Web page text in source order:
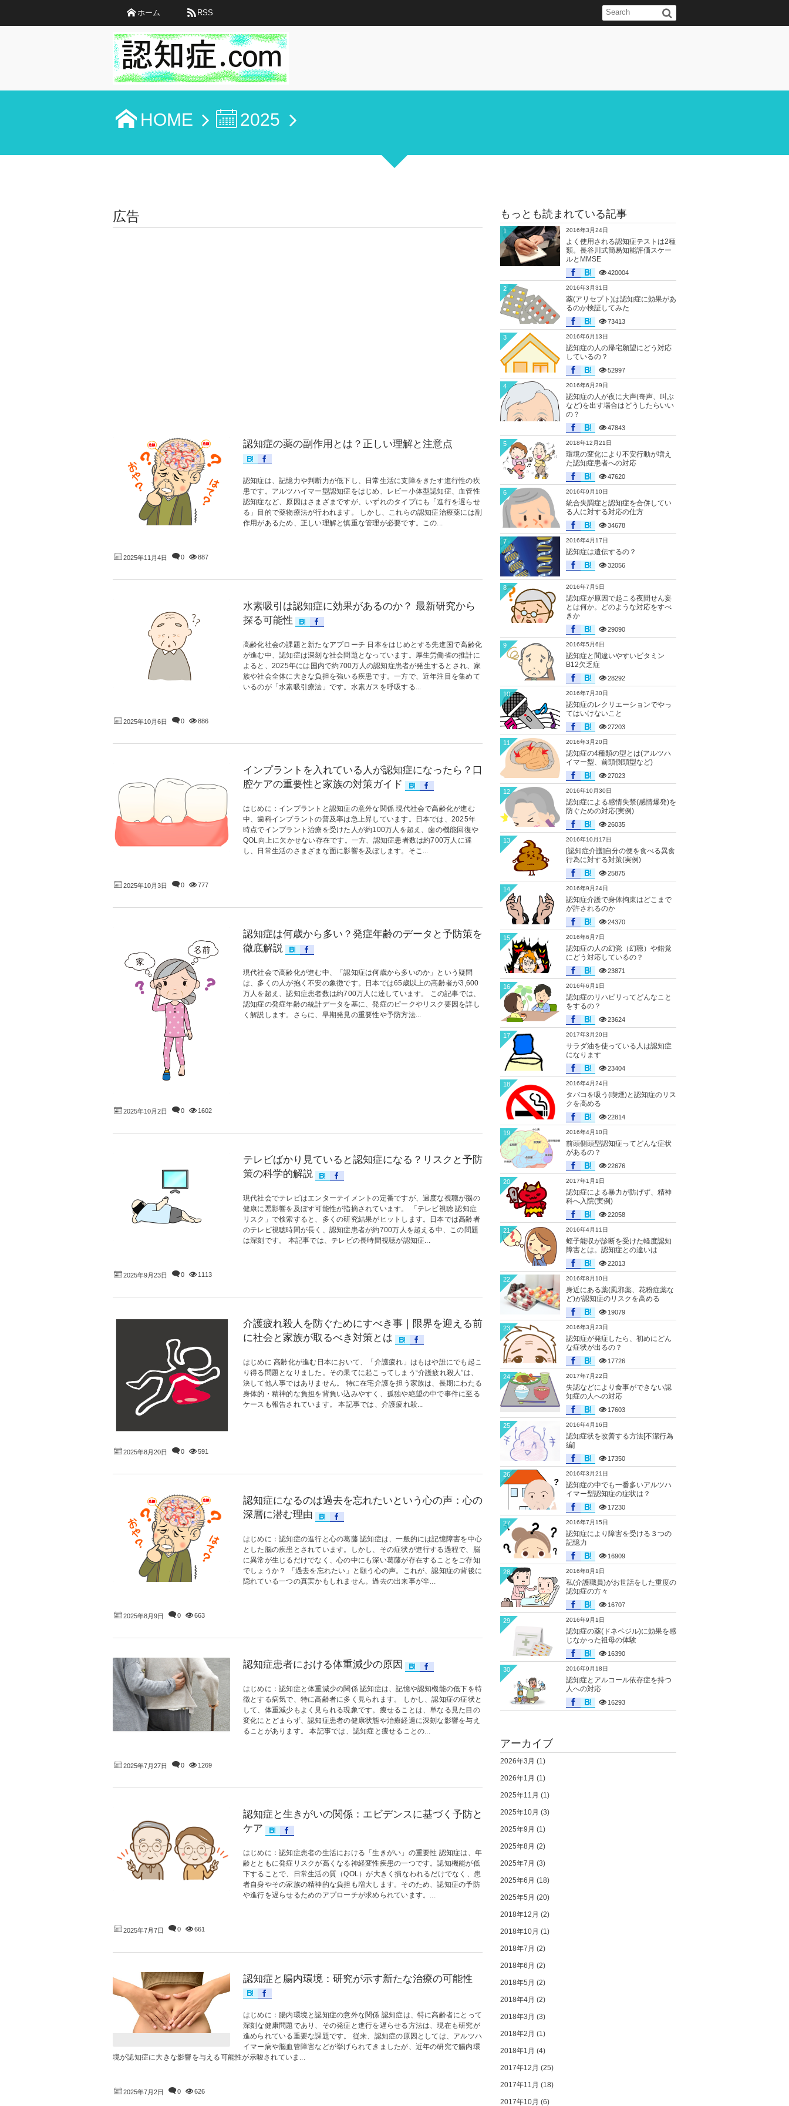
ホーム RSS
HOME 2025
広告
認知症の薬の副作用とは？正しい理解と注意点
認知症は、記憶力や判断力が低下し、日常生活に支障をきたす進行性の疾
患です。アルツハイマー型認知症をはじめ、レビー小体型認知症、血管性
認知症など、原因はさまざまですが、いずれのタイプにも「進行を遅らせ
る」目的で薬物療法が行われます。 しかし、これらの認知症治療薬には副
作用があるため、正しい理解と慎重な管理が必要です。この...
2025年11月4日 0 887
水素吸引は認知症に効果があるのか？ 最新研究から
探る可能性
高齢化社会の課題と新たなアプローチ 日本をはじめとする先進国で高齢化
が進む中、認知症は深刻な社会問題となっています。厚生労働省の推計に
よると、2025年には国内で約700万人の認知症患者が発生するとされ、家
族や社会全体に大きな負担を強いる疾患です。一方で、近年注目を集めて
いるのが「水素吸引療法」です。水素ガスを呼吸する...
2025年10月6日 0 886
インプラントを入れている人が認知症になったら？口
腔ケアの重要性と家族の対策ガイド
はじめに：インプラントと認知症の意外な関係 現代社会で高齢化が進む
中、歯科インプラントの普及率は急上昇しています。日本では、2025年
時点でインプラント治療を受けた人が約100万人を超え、歯の機能回復や
QOL向上に欠かせない存在です。一方、認知症患者数は約700万人に達
し、日常生活のさまざまな面に影響を及ぼします。そこ...
2025年10月3日 0 777
認知症は何歳から多い？発症年齢のデータと予防策を
徹底解説
現代社会で高齢化が進む中、「認知症は何歳から多いのか」という疑問
は、多くの人が抱く不安の象徴です。日本では65歳以上の高齢者が3,600
万人を超え、認知症患者数は約700万人に達しています。 この記事では、
認知症の発症年齢の統計データを基に、発症のピークやリスク要因を詳し
く解説します。さらに、早期発見の重要性や予防方法...
2025年10月2日 0 1602
テレビばかり見ていると認知症になる？リスクと予防
策の科学的解説
現代社会でテレビはエンターテイメントの定番ですが、過度な視聴が脳の
健康に悪影響を及ぼす可能性が指摘されています。 「テレビ視聴 認知症
リスク」で検索すると、多くの研究結果がヒットします。日本では高齢者
のテレビ視聴時間が長く、認知症患者が約700万人を超える中、この問題
は深刻です。 本記事では、テレビの長時間視聴が認知症...
2025年9月23日 0 1113
介護疲れ殺人を防ぐためにすべき事｜限界を迎える前
に社会と家族が取るべき対策とは
はじめに 高齢化が進む日本において、「介護疲れ」はもはや誰にでも起こ
り得る問題となりました。その果てに起こってしまう“介護疲れ殺人”は、
決して他人事ではありません。 特に在宅介護を担う家族は、長期にわたる
身体的・精神的な負担を背負い込みやすく、孤独や絶望の中で事件に至る
ケースも報告されています。 本記事では、介護疲れ殺...
2025年8月20日 0 591
認知症になるのは過去を忘れたいという心の声：心の
深層に潜む理由
はじめに：認知症の進行と心の葛藤 認知症は、一般的には記憶障害を中心
とした脳の疾患とされています。しかし、その症状が進行する過程で、脳
に異常が生じるだけでなく、心の中にも深い葛藤が存在することをご存知
でしょうか？ 「過去を忘れたい」と願う心の声。これが、認知症の背後に
隠れている一つの真実かもしれません。過去の出来事が辛...
2025年8月9日 0 663
認知症患者における体重減少の原因
はじめに：認知症と体重減少の関係 認知症は、記憶や認知機能の低下を特
徴とする病気で、特に高齢者に多く見られます。 しかし、認知症の症状と
して、体重減少もよく見られる現象です。痩せることは、単なる見た目の
変化にとどまらず、認知症患者の健康状態や治療経過に深刻な影響を与え
ることがあります。 本記事では、認知症と痩せることの...
2025年7月27日 0 1269
認知症と生きがいの関係：エビデンスに基づく予防と
ケア
はじめに：認知症患者の生活における「生きがい」の重要性 認知症は、年
齢とともに発症リスクが高くなる神経変性疾患の一つです。認知機能が低
下することで、日常生活の質（QOL）が大きく損なわれるだけでなく、患
者自身やその家族の精神的な負担も増大します。そのため、認知症の予防
や進行を遅らせるためのアプローチが求められています。...
2025年7月7日 0 661
認知症と腸内環境：研究が示す新たな治療の可能性
はじめに：腸内環境と認知症の意外な関係 認知症は、特に高齢者にとって
深刻な健康問題であり、その発症と進行を遅らせる方法は、現在も研究が
進められている重要な課題です。 従来、認知症の原因としては、アルツハ
イマー病や脳血管障害などが挙げられてきましたが、近年の研究で腸内環
境が認知症に大きな影響を与える可能性が示唆されていま...
2025年7月2日 0 626
もっとも読まれている記事
2016年3月24日
よく使用される認知症テストは2種
類。長谷川式簡易知能評価スケー
ルとMMSE
420004
1
2016年3月31日
薬(アリセプト)は認知症に効果があ
るのか検証してみた
73413
2
2016年6月13日
認知症の人の帰宅願望にどう対応
しているの？
52997
3
2016年6月29日
認知症の人が夜に大声(奇声、叫ぶ
など)を出す場合はどうしたらいい
の？
47843
4
2018年12月21日
環境の変化により不安行動が増え
た認知症患者への対応
47620
5
2016年9月10日
統合失調症と認知症を合併してい
る人に対する対応の仕方
34678
6
2016年4月17日
認知症は遺伝するの？
32056
7
2016年7月5日
認知症が原因で起こる夜間せん妄
とは何か。どのような対応をすべ
きか
29090
8
2016年5月6日
認知症と間違いやすいビタミン
B12欠乏症
28292
9
2016年7月30日
認知症のレクリエーションでやっ
てはいけないこと
27203
10
2016年3月20日
認知症の4種類の型とは(アルツハ
イマー型、前頭側頭型など)
27023
11
2016年10月30日
認知症による感情失禁(感情爆発)を
防ぐための対応(実例)
26035
12
2016年10月17日
[認知症介護]自分の便を食べる異食
行為に対する対策(実例)
25875
13
2016年9月24日
認知症介護で身体拘束はどこまで
が許されるのか
24370
14
2016年6月7日
認知症の人の幻覚（幻聴）や錯覚
にどう対応しているの？
23871
15
2016年6月1日
認知症のリハビリってどんなこと
をするの？
23624
16
2017年3月20日
サラダ油を使っている人は認知症
になります
23404
17
2016年4月24日
タバコを吸う(喫煙)と認知症のリス
クを高める
22814
18
2016年4月10日
前頭側頭型認知症ってどんな症状
があるの？
22676
19
2017年1月1日
認知症による暴力が防げず、精神
科へ入院(実例)
22058
20
2016年4月11日
蛭子能収が診断を受けた軽度認知
障害とは。認知症との違いは
22013
21
2016年8月10日
身近にある薬(風邪薬、花粉症薬な
ど)が認知症のリスクを高める
19079
22
2016年3月23日
認知症が発症したら、初めにどん
な症状が出るの？
17726
23
2017年7月22日
失認などにより食事ができない認
知症の人への対応
17603
24
2016年4月16日
認知症状を改善する方法[不潔行為
編]
17350
25
2016年3月21日
認知症の中でも一番多いアルツハ
イマー型認知症の症状は？
17230
26
2016年7月15日
認知症により障害を受ける３つの
記憶力
16909
27
2016年8月1日
私(介護職員)がお世話をした重度の
認知症の方々
16707
28
2016年9月1日
認知症の薬(ドネペジル)に効果を感
じなかった祖母の体験
16390
29
2016年9月18日
認知症とアルコール依存症を持つ
人への対応
16293
30
アーカイブ
2026年3月 (1)
2026年1月 (1)
2025年11月 (1)
2025年10月 (3)
2025年9月 (1)
2025年8月 (2)
2025年7月 (3)
2025年6月 (18)
2025年5月 (20)
2018年12月 (2)
2018年10月 (1)
2018年7月 (2)
2018年6月 (2)
2018年5月 (2)
2018年4月 (2)
2018年3月 (3)
2018年2月 (1)
2018年1月 (4)
2017年12月 (25)
2017年11月 (18)
2017年10月 (6)